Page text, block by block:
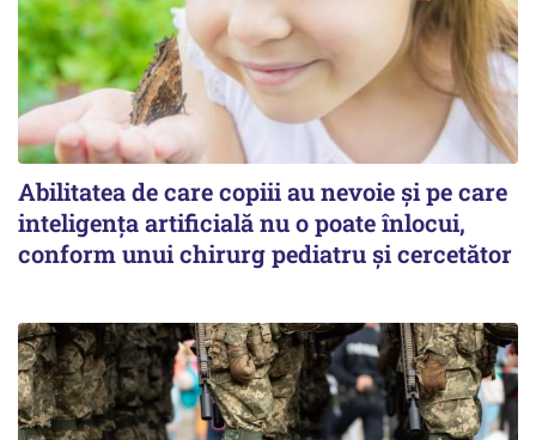
Abilitatea de care copiii au nevoie și pe care
inteligența artificială nu o poate înlocui,
conform unui chirurg pediatru și cercetător